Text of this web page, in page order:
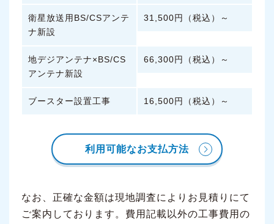
衛星放送用BS/CSアンテ
ナ新設
31,500円（税込）～
地デジアンテナ×BS/CS
アンテナ新設
66,300円（税込）～
ブースター設置工事 16,500円（税込）～
利用可能なお支払方法
なお、正確な金額は現地調査によりお見積りにて
ご案内しております。費用記載以外の工事費用の